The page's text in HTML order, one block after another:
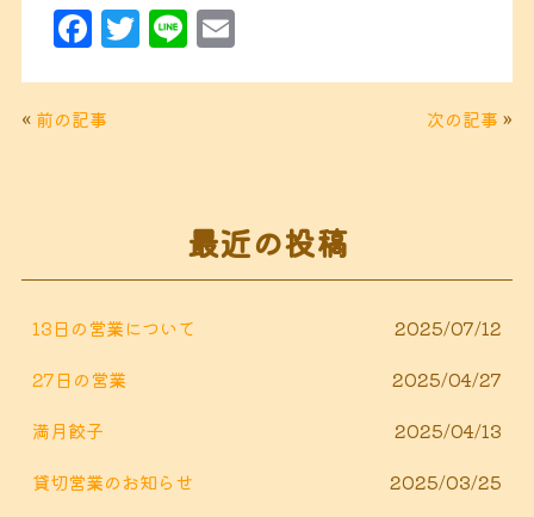
F
a
c
e
k
T
w
Li
n
E
m
« 前の記事 次の記事 »
最近の投稿
13日の営業について
2025/07/12
27日の営業
2025/04/27
満月餃子
2025/04/13
貸切営業のお知らせ
2025/03/25